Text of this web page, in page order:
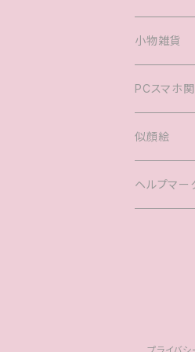
ヘアアクセ
バック
キッズTシャ
婚姻届
小物雑貨
PCスマホ
似顔絵
ヘルプマー